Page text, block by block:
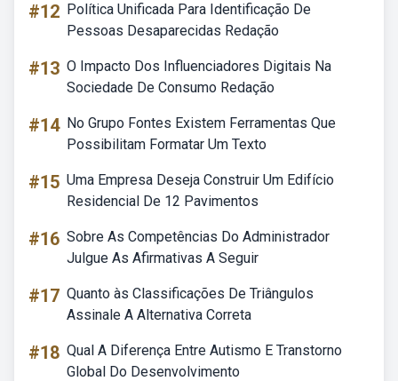
#12 Política Unificada Para Identificação De
Pessoas Desaparecidas Redação
#13 O Impacto Dos Influenciadores Digitais Na
Sociedade De Consumo Redação
#14 No Grupo Fontes Existem Ferramentas Que
Possibilitam Formatar Um Texto
#15 Uma Empresa Deseja Construir Um Edifício
Residencial De 12 Pavimentos
#16 Sobre As Competências Do Administrador
Julgue As Afirmativas A Seguir
#17 Quanto às Classificações De Triângulos
Assinale A Alternativa Correta
#18 Qual A Diferença Entre Autismo E Transtorno
Global Do Desenvolvimento